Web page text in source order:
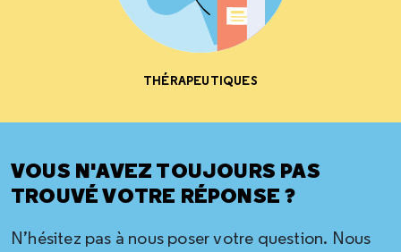
THÉRAPEUTIQUES
VOUS N'AVEZ TOUJOURS PAS
TROUVÉ VOTRE RÉPONSE ?
N’hésitez pas à nous poser votre question. Nous